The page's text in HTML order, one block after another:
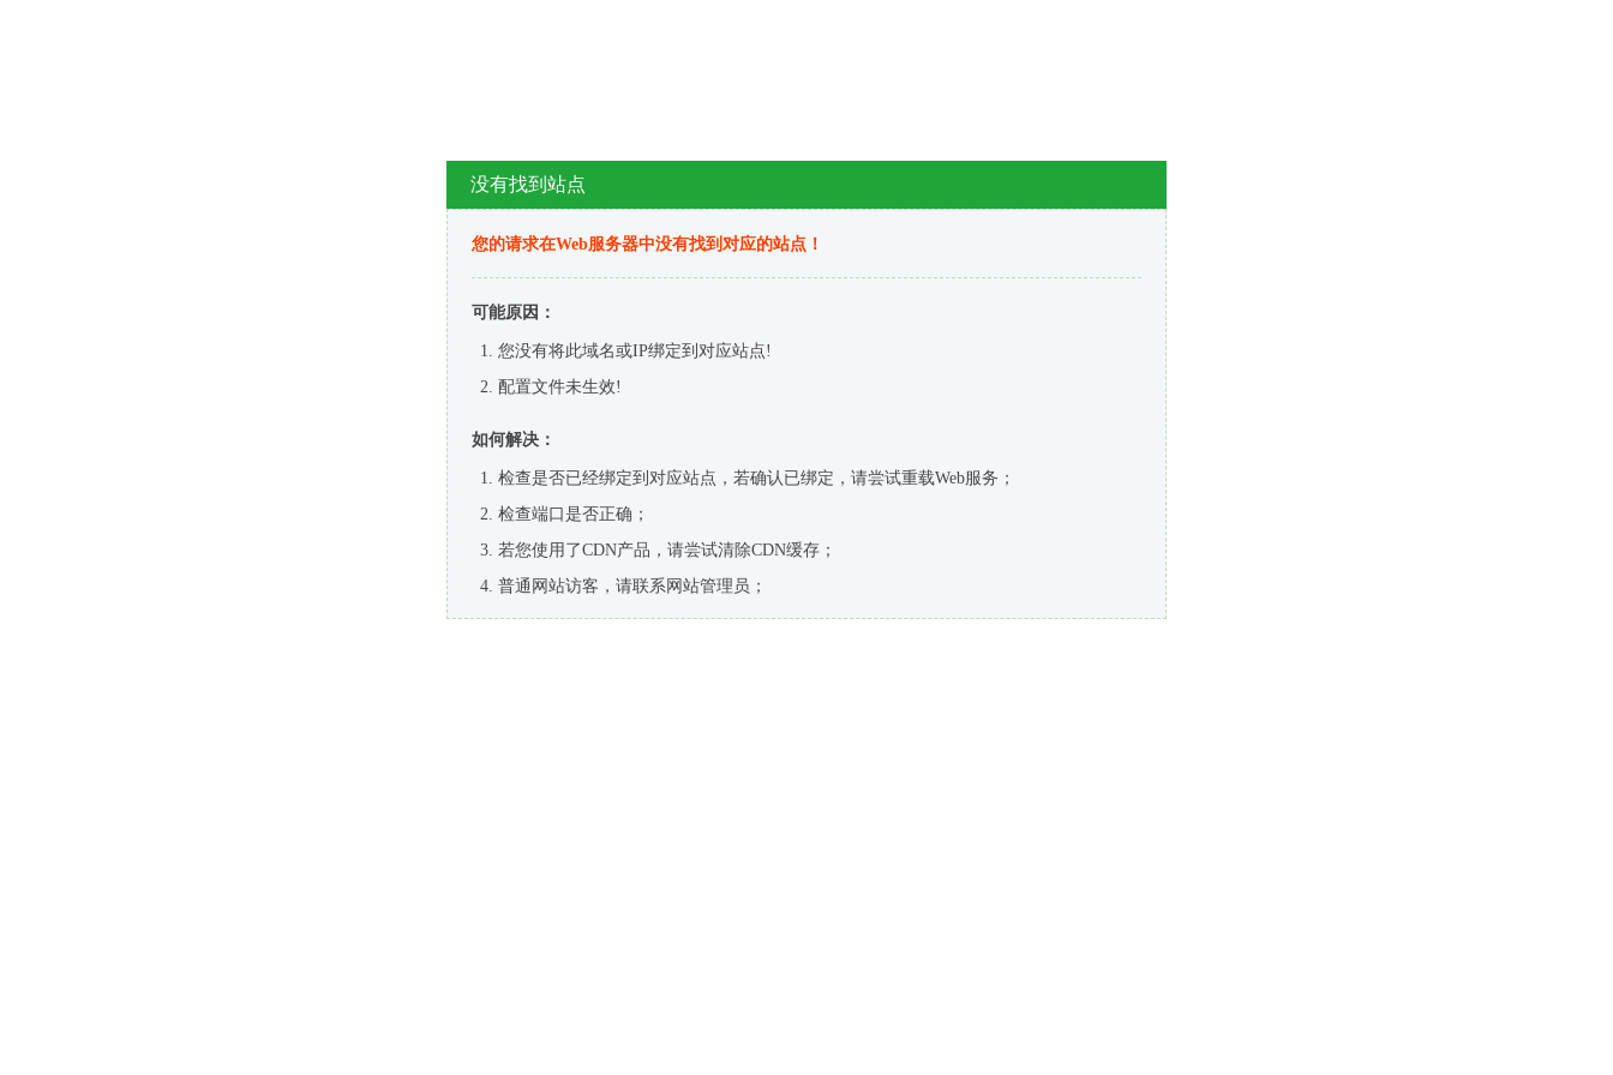
没有找到站点
您的请求在Web服务器中没有找到对应的站点！
可能原因：
您没有将此域名或IP绑定到对应站点!
配置文件未生效!
如何解决：
检查是否已经绑定到对应站点，若确认已绑定，请尝试重载Web服务；
检查端口是否正确；
若您使用了CDN产品，请尝试清除CDN缓存；
普通网站访客，请联系网站管理员；